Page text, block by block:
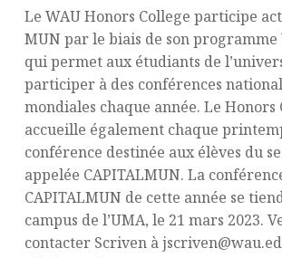
Le WAU Honors College participe
MUN par le biais de son programme
qui permet aux étudiants de
participer à des conférences
mondiales chaque année. Le Honors
accueille également chaque
conférence destinée aux élèves du
appelée CAPITALMUN. La
CAPITALMUN de cette année se
campus de l’UMA, le 21 mars 2023.
contacter Scriven à